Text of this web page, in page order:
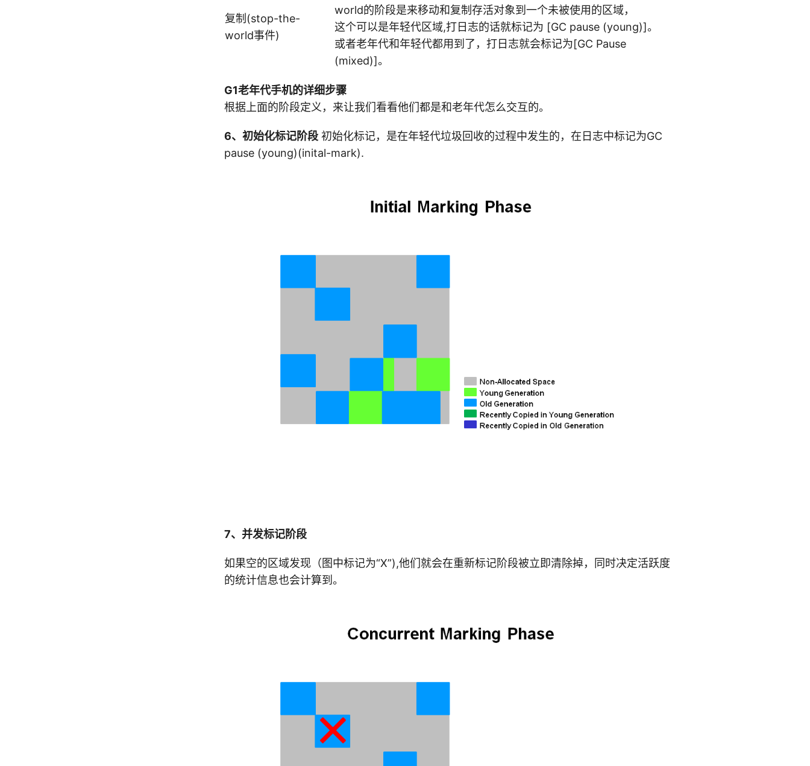
复制(stop-the-
world事件)
world的阶段是来移动和复制存活对象到一个未被使用的区域，
这个可以是年轻代区域,打日志的话就标记为 [GC pause (young)]。
或者老年代和年轻代都用到了，打日志就会标记为[GC Pause
(mixed)]。
G1老年代手机的详细步骤
根据上面的阶段定义，来让我们看看他们都是和老年代怎么交互的。
6、初始化标记阶段 初始化标记，是在年轻代垃圾回收的过程中发生的，在日志中标记为GC
pause (young)(inital-mark).
7、并发标记阶段
如果空的区域发现（图中标记为“X”),他们就会在重新标记阶段被立即清除掉，同时决定活跃度
的统计信息也会计算到。